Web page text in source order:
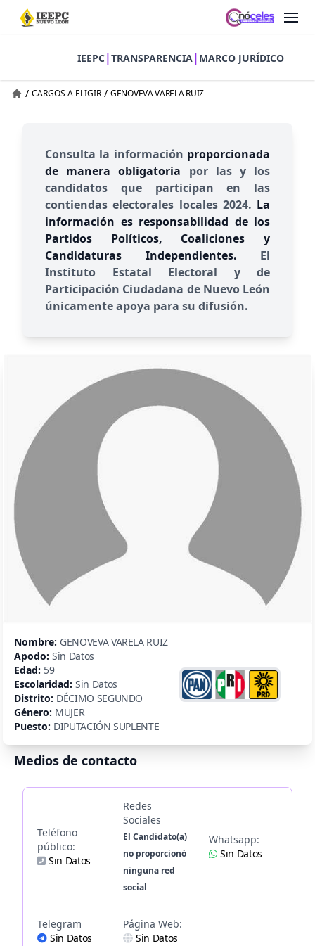
IEEPC|TRANSPARENCIA| MARCO JURÍDICO
/ CARGOS A ELIGIR / GENOVEVA VARELA RUIZ
Consulta la información proporcionada
de manera obligatoria por las y los
candidatos que participan en las
contiendas electorales locales 2024. La
información es responsabilidad de los
Partidos Políticos, Coaliciones y
Candidaturas Independientes. El
Instituto Estatal Electoral y de
Participación Ciudadana de Nuevo León
únicamente apoya para su difusión.
Nombre: GENOVEVA VARELA RUIZ
Apodo: Sin Datos
Edad: 59
Escolaridad: Sin Datos
Distrito: DÉCIMO SEGUNDO
Género: MUJER
Puesto: DIPUTACIÓN SUPLENTE
Medios de contacto
Teléfono
público:
Sin Datos
Redes
Sociales
El Candidato(a)
no proporcionó
ninguna red
social
Whatsapp:
Sin Datos
Telegram
Sin Datos
Página Web:
Sin Datos